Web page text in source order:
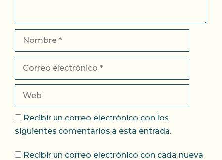
electrónico
Recibir un correo electrónico con los
siguientes comentarios a esta entrada.
Recibir un correo electrónico con cada nueva